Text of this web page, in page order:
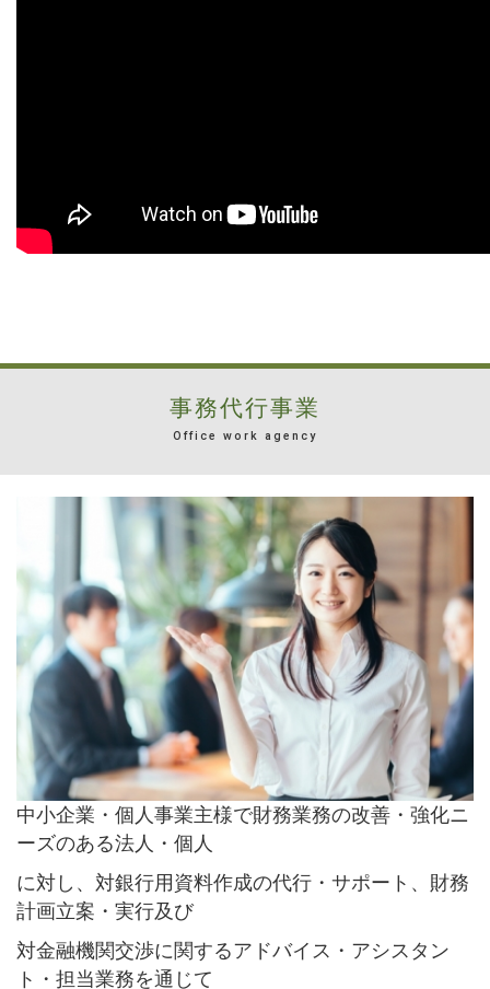
事務代行事業
Office work agency
中小企業・個人事業主様で財務業務の改善・強化ニ
ーズのある法人・個人
に対し、 対銀行用資料作成の代行・サポート、財務
計画立案・実行及び
対金融機関交渉に関するアドバイス・アシスタン
ト・担当業務を通じて